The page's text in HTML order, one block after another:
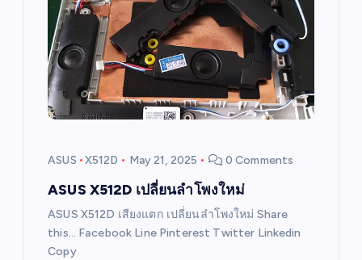
ASUS X512D May 21, 2025 0 Comments
ASUS X512D เปลี่ยนลำโพงใหม่
ASUS X512D เสียงแตก เปลี่ยนลำโพงใหม่ Share
this… Facebook Line Pinterest Twitter Linkedin
Copy